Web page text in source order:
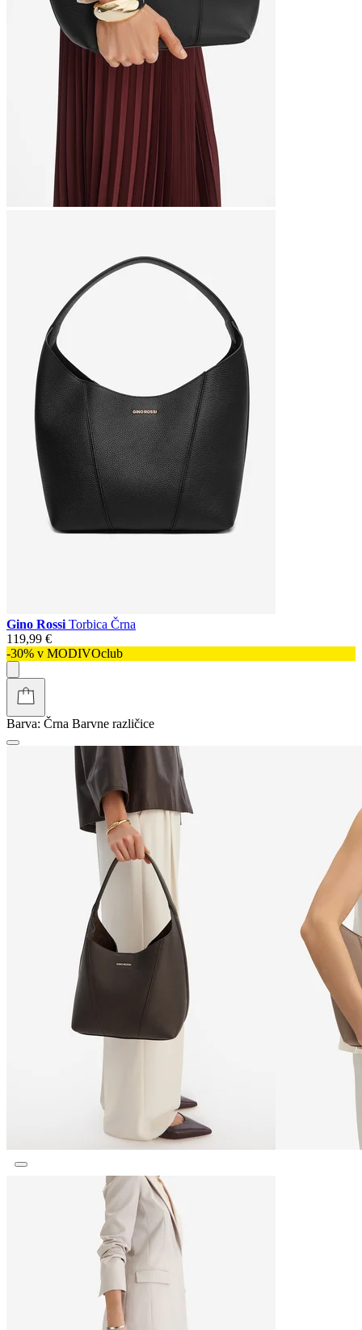
Gino Rossi Torbica Črna
119,99 €
-30% v MODIVOclub
Barva: Črna Barvne različice